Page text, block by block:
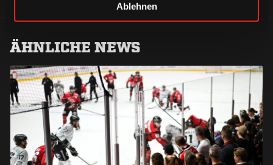
Ablehnen
ÄHNLICHE NEWS